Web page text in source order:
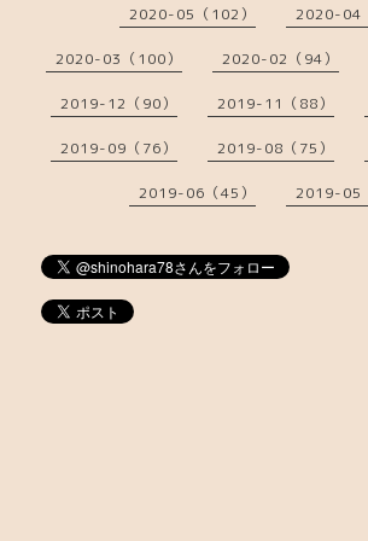
2020-05（102） 2020-04
2020-03（100） 2020-02（94）
2019-12（90） 2019-11（88）
2019-09（76） 2019-08（75）
2019-06（45） 2019-05